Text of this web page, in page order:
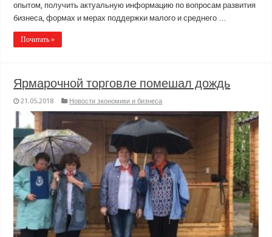
опытом, получить актуальную информацию по вопросам развития
бизнеса, формах и мерах поддержки малого и среднего …
Почитать »
Ярмарочной торговле помешал дождь
21.05.2018 Новости экономики и бизнеса